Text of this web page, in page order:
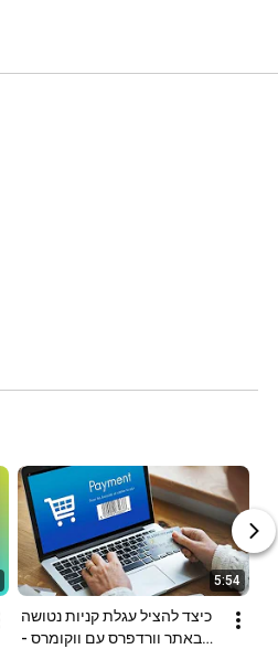
5:54